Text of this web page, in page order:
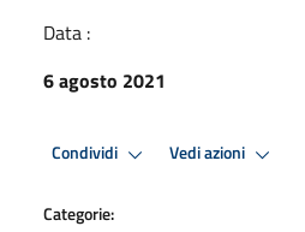
Data :
6 agosto 2021
Condividi Vedi azioni
Categorie: